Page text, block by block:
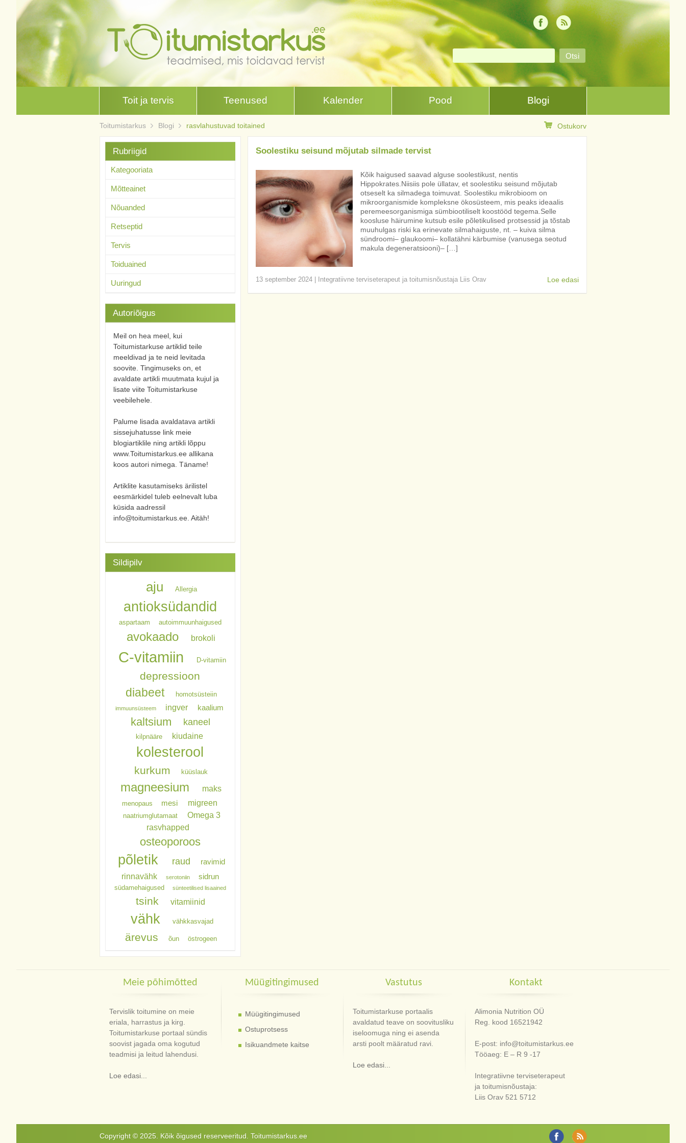
Toit ja tervis Teenused Kalender Pood Blogi
Toitumistarkus Blogi rasvlahustuvad toitained Ostukorv
Soolestiku seisund mõjutab silmade tervist
Kõik haigused saavad alguse soolestikust, nentis
Hippokrates.Niisiis pole üllatav, et soolestiku seisund mõjutab
otseselt ka silmadega toimuvat. Soolestiku mikrobioom on
mikroorganismide kompleksne ökosüsteem, mis peaks ideaalis
peremeesorganismiga sümbiootiliselt koostööd tegema.Selle
koosluse häirumine kutsub esile põletikulised protsessid ja tõstab
muuhulgas riski ka erinevate silmahaiguste, nt. – kuiva silma
sündroomi– glaukoomi– kollatähni kärbumise (vanusega seotud
makula degeneratsiooni)– […]
13 september 2024| Integratiivne terviseterapeut ja toitumisnõustaja Liis Orav Loe edasi
Rubriigid
Kategooriata
Mõtteainet
Nõuanded
Retseptid
Tervis
Toiduained
Uuringud
Autoriõigus
Meil on hea meel, kui
Toitumistarkuse artiklid teile
meeldivad ja te neid levitada
soovite. Tingimuseks on, et
avaldate artikli muutmata kujul ja
lisate viite Toitumistarkuse
veebilehele.
Palume lisada avaldatava artikli
sissejuhatusse link meie
blogiartiklile ning artikli lõppu
www.Toitumistarkus.ee allikana
koos autori nimega. Täname!
Artiklite kasutamiseks ärilistel
eesmärkidel tuleb eelnevalt luba
küsida aadressil
info@toitumistarkus.ee. Aitäh!
Sildipilv
aju Allergia
antioksüdandid
aspartaam autoimmuunhaigused
avokaado brokoli
C-vitamiin D-vitamiin
depressioon
diabeet homotsüsteiin
immuunsüsteem ingver kaalium
kaltsium kaneel
kilpnääre kiudaine
kolesterool
kurkum küüslauk
magneesium maks
menopaus mesi migreen
naatriumglutamaat
Omega 3
rasvhapped
osteoporoos
põletik raud ravimid
rinnavähk serotoniin sidrun
südamehaigused sünteetilised lisaained
tsink vitamiinid
vähk vähkkasvajad
ärevus õun östrogeen
Meie põhimõtted
Tervislik toitumine on meie
eriala, harrastus ja kirg.
Toitumistarkuse portaal sündis
soovist jagada oma kogutud
teadmisi ja leitud lahendusi.
Loe edasi...
Müügitingimused
Müügitingimused
Ostuprotsess
Isikuandmete kaitse
Vastutus
Toitumistarkuse portaalis
avaldatud teave on soovitusliku
iseloomuga ning ei asenda
arsti poolt määratud ravi.
Loe edasi...
Kontakt
Alimonia Nutrition OÜ
Reg. kood 16521942
E-post: info@toitumistarkus.ee
Tööaeg: E – R 9 -17
Integratiivne terviseterapeut
ja toitumisnõustaja:
Liis Orav 521 5712
Copyright © 2025. Kõik õigused reserveeritud. Toitumistarkus.ee